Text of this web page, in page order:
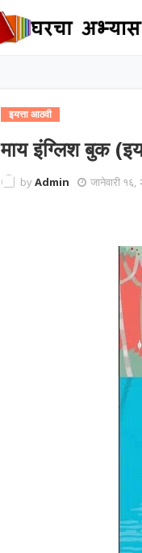
इयत्ता आठवी
माय इंग्लिश बुक
byAdmin जानेवारी १६,